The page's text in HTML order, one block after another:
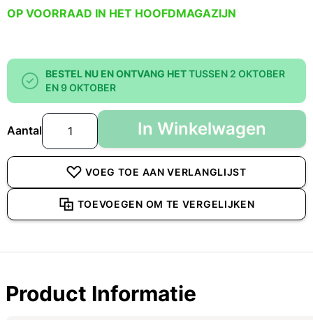
OP VOORRAAD IN HET HOOFDMAGAZIJN
BESTEL NU EN ONTVANG HETTUSSEN 2 OKTOBER
EN 9 OKTOBER
Aantal In Winkelwagen
VOEG TOE AAN VERLANGLIJST
TOEVOEGEN OM TE VERGELIJKEN
Product Informatie